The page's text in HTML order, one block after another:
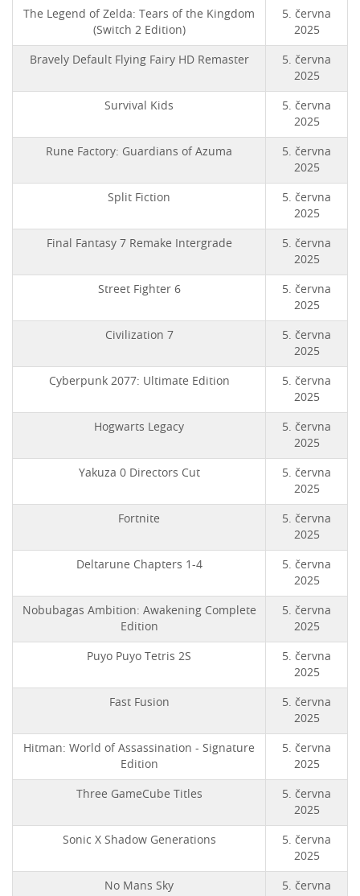
The Legend of Zelda: Tears of the Kingdom
(Switch 2 Edition)
5. června
2025
Bravely Default Flying Fairy HD Remaster
5. června
2025
Survival Kids
5. června
2025
Rune Factory: Guardians of Azuma
5. června
2025
Split Fiction
5. června
2025
Final Fantasy 7 Remake Intergrade
5. června
2025
Street Fighter 6
5. června
2025
Civilization 7
5. června
2025
Cyberpunk 2077: Ultimate Edition
5. června
2025
Hogwarts Legacy
5. června
2025
Yakuza 0 Directors Cut
5. června
2025
Fortnite
5. června
2025
Deltarune Chapters 1-4
5. června
2025
Nobubagas Ambition: Awakening Complete
Edition
5. června
2025
Puyo Puyo Tetris 2S
5. června
2025
Fast Fusion
5. června
2025
Hitman: World of Assassination - Signature
Edition
5. června
2025
Three GameCube Titles
5. června
2025
Sonic X Shadow Generations
5. června
2025
No Mans Sky
5. června